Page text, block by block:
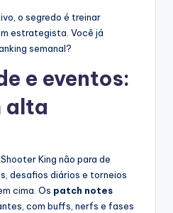
o segredo é treinar
estrategista. Você já
semanal?
e eventos:
alta
King não para de
desafios diários e torneios
cima. Os patch notes
com buffs, nerfs e fases